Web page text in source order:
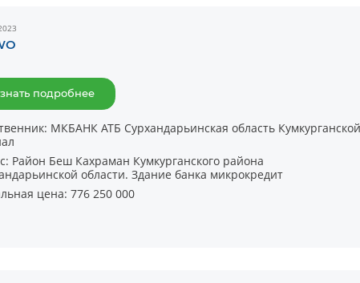
подробнее
МКБАНК АТБ Сурхандарьинская область Кумкурганской
Район Беш Кахраман Кумкурганского района
области. Здание банка микрокредит
цена: 776 250 000